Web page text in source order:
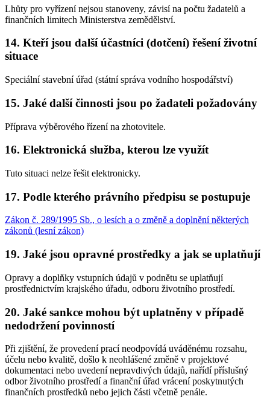
Lhůty pro vyřízení nejsou stanoveny, závisí na počtu žadatelů a
finančních limitech Ministerstva zemědělství.
14. Kteří jsou další účastníci (dotčení) řešení životní
situace
Speciální stavební úřad (státní správa vodního hospodářství)
15. Jaké další činnosti jsou po žadateli požadovány
Příprava výběrového řízení na zhotovitele.
16. Elektronická služba, kterou lze využít
Tuto situaci nelze řešit elektronicky.
17. Podle kterého právního předpisu se postupuje
Zákon č. 289/1995 Sb., o lesích a o změně a doplnění některých
zákonů (lesní zákon)
19. Jaké jsou opravné prostředky a jak se uplatňují
Opravy a doplňky vstupních údajů v podnětu se uplatňují
prostřednictvím krajského úřadu, odboru životního prostředí.
20. Jaké sankce mohou být uplatněny v případě
nedodržení povinností
Při zjištění, že provedení prací neodpovídá uváděnému rozsahu,
účelu nebo kvalitě, došlo k neohlášené změně v projektové
dokumentaci nebo uvedení nepravdivých údajů, nařídí příslušný
odbor životního prostředí a finanční úřad vrácení poskytnutých
finančních prostředků nebo jejich části včetně penále.